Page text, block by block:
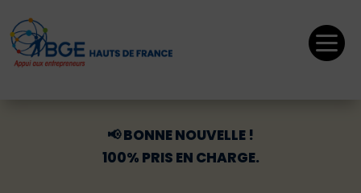

📢 BONNE NOUVELLE !
100% PRIS EN CHARGE.